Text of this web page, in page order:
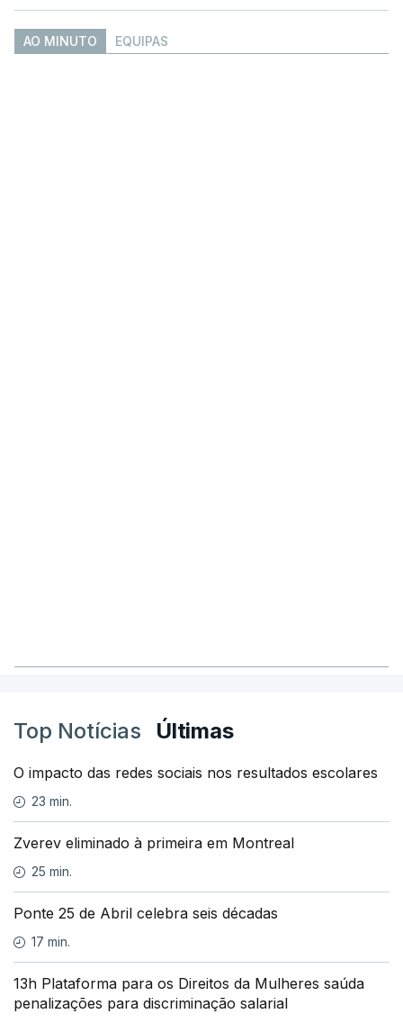
AO MINUTO EQUIPAS
Top Notícias Últimas
O impacto das redes sociais nos resultados escolares
23 min.
Zverev eliminado à primeira em Montreal
25 min.
Ponte 25 de Abril celebra seis décadas
17 min.
13h Plataforma para os Direitos da Mulheres saúda
penalizações para discriminação salarial